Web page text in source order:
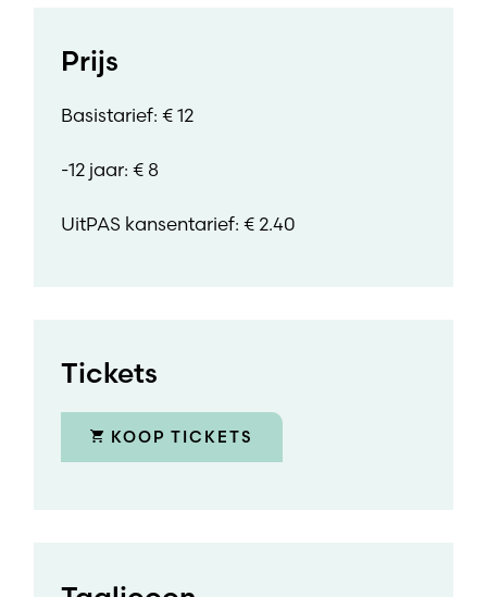
Prijs
Basistarief: € 12
-12 jaar: € 8
UitPAS kansentarief: € 2.40
Tickets
KOOP TICKETS